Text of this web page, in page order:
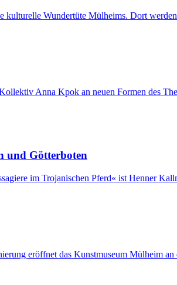
kulturelle Wundertüte Mülheims. Dort
Anna Kpok an neuen Formen des
und Götterboten
im Trojanischen Pferd« ist Henner
eröffnet das Kunstmuseum Mülheim